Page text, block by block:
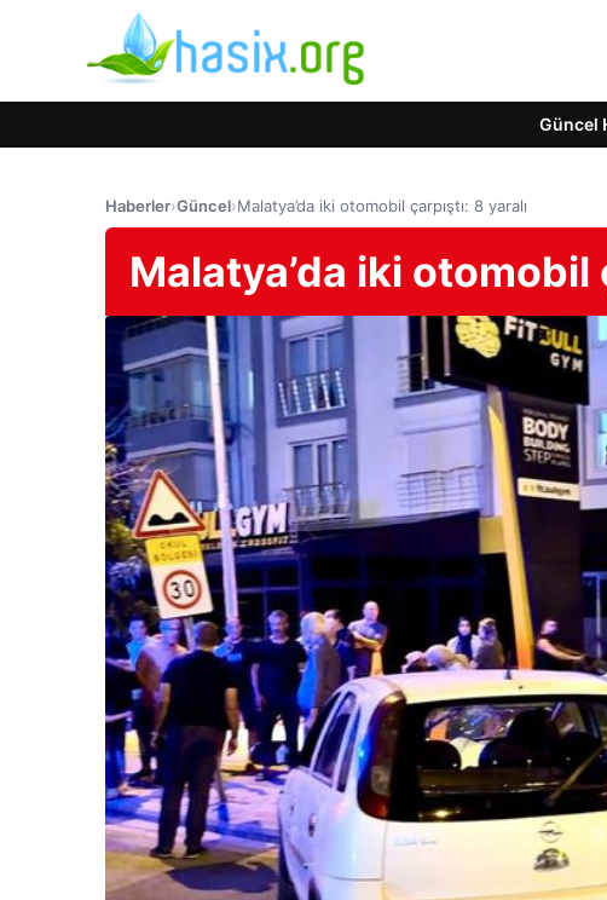
Güncel
Haberler›Güncel›Malatya’da iki otomobil çarpıştı: 8 yaralı
Malatya’da iki otomobil